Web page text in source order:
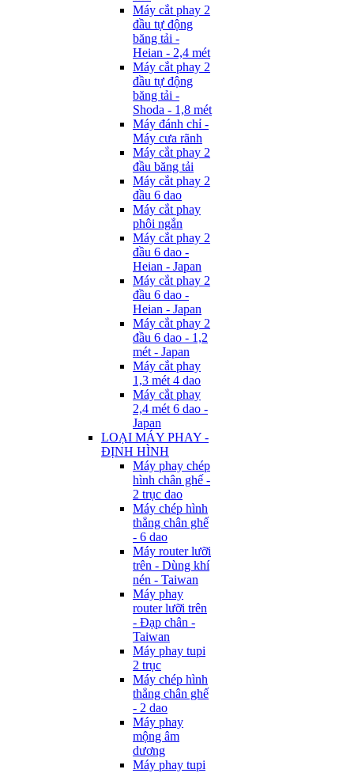
Máy cắt phay 2
đầu tự động
băng tải -
Heian - 2,4 mét
Máy cắt phay 2
đầu tự động
băng tải -
Shoda - 1,8 mét
Máy đánh chỉ -
Máy cưa rãnh
Máy cắt phay 2
đầu băng tải
Máy cắt phay 2
đầu 6 dao
Máy cắt phay
phôi ngắn
Máy cắt phay 2
đầu 6 dao -
Heian - Japan
Máy cắt phay 2
đầu 6 dao -
Heian - Japan
Máy cắt phay 2
đầu 6 dao - 1,2
mét - Japan
Máy cắt phay
1,3 mét 4 dao
Máy cắt phay
2,4 mét 6 dao -
Japan
LOẠI MÁY PHAY -
ĐỊNH HÌNH
Máy phay chép
hình chân ghế -
2 trục dao
Máy chép hình
thẳng chân ghế
- 6 dao
Máy router lưỡi
trên - Dùng khí
nén - Taiwan
Máy phay
router lưỡi trên
- Đạp chân -
Taiwan
Máy phay tupi
2 trục
Máy chép hình
thẳng chân ghế
- 2 dao
Máy phay
mộng âm
dương
Máy phay tupi